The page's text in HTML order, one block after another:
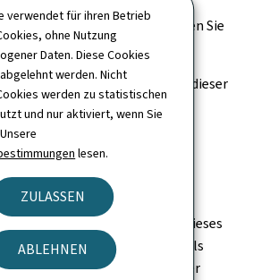
verwendet für ihren Betrieb
ohne Nutzung
Daten. Diese Cookies
werden. Nicht
werden zu statistischen
und nur aktiviert, wenn Sie
lesen.
ZULASSEN
ABLEHNEN
und seinen Inhalten nutzen Sie
Informationen zum Hosting dieser
Seite
rechtliche Aspekte
galt der Gewährleistung eines
und Zugangsniveaus. Dieses
des Bezugsmodells
Websites-Normalisation der